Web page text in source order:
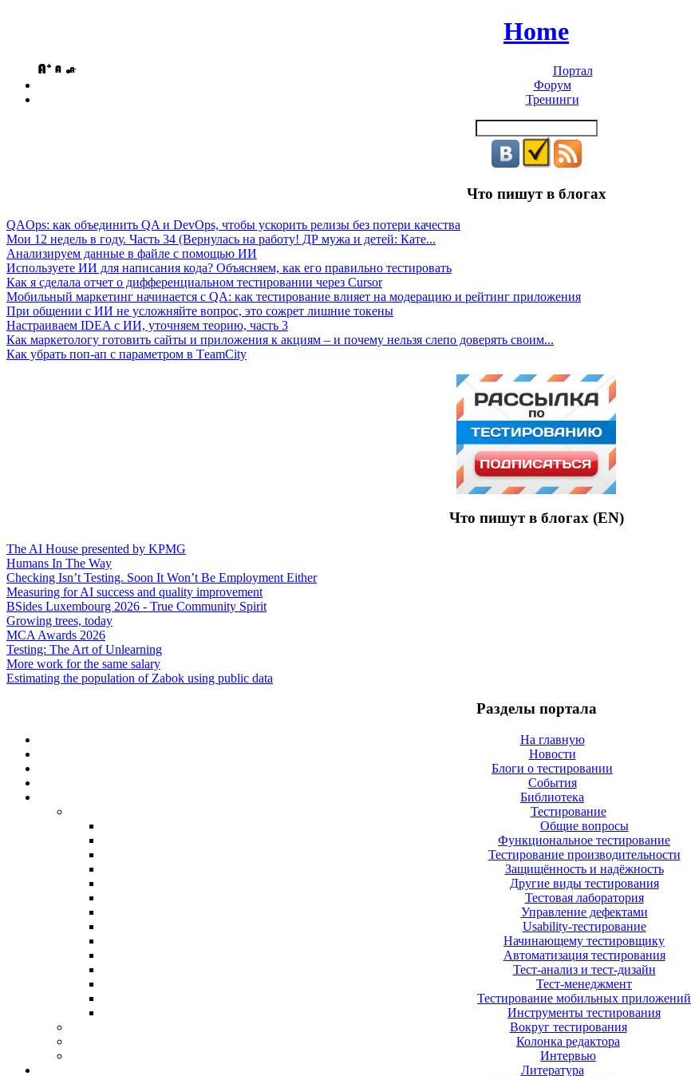
Home
Портал
Форум
Тренинги
Что пишут в блогах
QAOps: как объединить QA и DevOps, чтобы ускорить релизы без потери качества
Мои 12 недель в году. Часть 34 (Вернулась на работу! ДР мужа и детей: Кате...
Анализируем данные в файле с помощью ИИ
Используете ИИ для написания кода? Объясняем, как его правильно тестировать
Как я сделала отчет о дифференциальном тестировании через Cursor
Мобильный маркетинг начинается с QA: как тестирование влияет на модерацию и рейтинг приложения
При общении с ИИ не усложняйте вопрос, это сожрет лишние токены
Настраиваем IDEA с ИИ, уточняем теорию, часть 3
Как маркетологу готовить сайты и приложения к акциям – и почему нельзя слепо доверять своим...
Как убрать поп-ап с параметром в ТeamСity
Что пишут в блогах (EN)
The AI House presented by KPMG
Humans In The Way
Checking Isn’t Testing. Soon It Won’t Be Employment Either
Measuring for AI success and quality improvement
BSides Luxembourg 2026 - True Community Spirit
Growing trees, today
MCA Awards 2026
Testing: The Art of Unlearning
More work for the same salary
Estimating the population of Zabok using public data
Разделы портала
На главную
Новости
Блоги о тестировании
События
Библиотека
Тестирование
Общие вопросы
Функциональное тестирование
Тестирование производительности
Защищённость и надёжность
Другие виды тестирования
Тестовая лаборатория
Управление дефектами
Usability-тестирование
Начинающему тестировщику
Автоматизация тестирования
Тест-анализ и тест-дизайн
Тест-менеджмент
Тестирование мобильных приложений
Инструменты тестирования
Вокруг тестирования
Колонка редактора
Интервью
Литература